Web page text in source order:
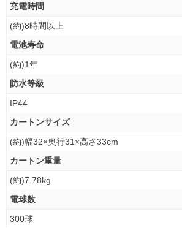
充電時間
(約)8時間以上
電池寿命
(約)1年
防水等級
IP44
カートンサイズ
(約)幅32×奥行31×高さ33cm
カートン重量
(約)7.78kg
電球数
300球